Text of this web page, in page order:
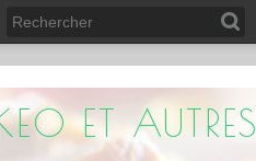
ET AUTRES